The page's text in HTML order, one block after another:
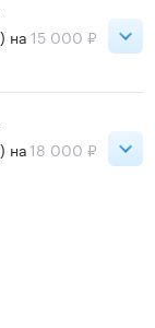
на15 000 ₽
на18 000 ₽